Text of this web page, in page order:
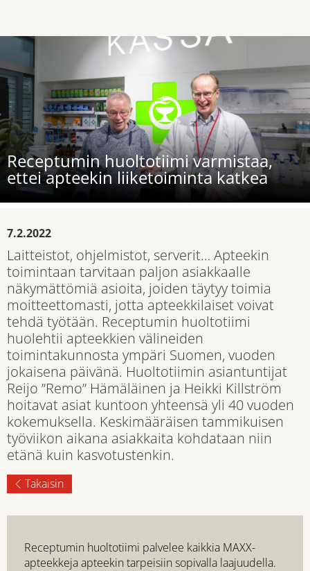
Receptumin huoltotiimi varmistaa,
ettei apteekin liiketoiminta katkea
7.2.2022
Laitteistot, ohjelmistot, serverit… Apteekin
toimintaan tarvitaan paljon asiakkaalle
näkymättömiä asioita, joiden täytyy toimia
moitteettomasti, jotta apteekkilaiset voivat
tehdä työtään. Receptumin huoltotiimi
huolehtii apteekkien välineiden
toimintakunnosta ympäri Suomen, vuoden
jokaisena päivänä. Huoltotiimin asiantuntijat
Reijo ”Remo” Hämäläinen ja Heikki Killström
hoitavat asiat kuntoon yhteensä yli 40 vuoden
kokemuksella. Keskimääräisen tammikuisen
työviikon aikana asiakkaita kohdataan niin
etänä kuin kasvotustenkin.
Takaisin
Receptumin huoltotiimi palvelee kaikkia MAXX-
apteekkeja apteekin tarpeisiin sopivalla laajuudella.